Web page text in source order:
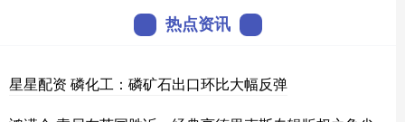
热点资讯
星星配资 磷化工：磷矿石出口环比大幅反弹